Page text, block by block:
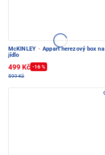
McKINLEY · Appart nerezový box na
jídlo
499 Kč -16 %
599 Kč